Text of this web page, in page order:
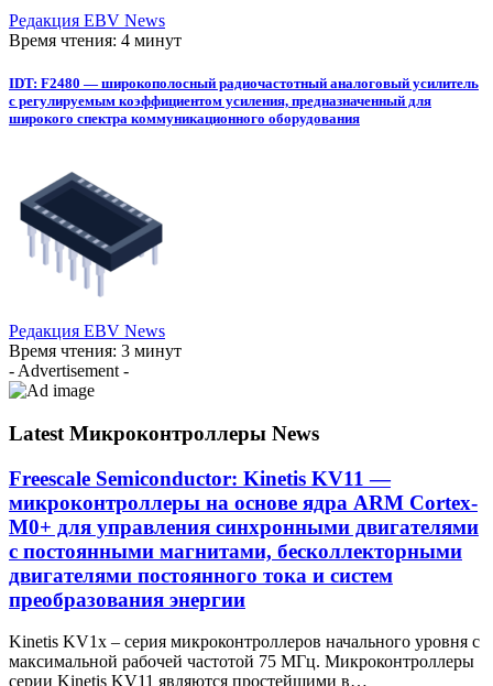
Редакция EBV News
Время чтения: 4 минут
IDT: F2480 — широкополосный радиочастотный аналоговый усилитель
с регулируемым коэффициентом усиления, предназначенный для
широкого спектра коммуникационного оборудования
Редакция EBV News
Время чтения: 3 минут
- Advertisement -
Latest Микроконтроллеры News
Freescale Semiconductor: Kinetis KV11 —
микроконтроллеры на основе ядра ARM Cortex-
M0+ для управления синхронными двигателями
с постоянными магнитами, бесколлекторными
двигателями постоянного тока и систем
преобразования энергии
Kinetis KV1x – серия микроконтроллеров начального уровня с
максимальной рабочей частотой 75 МГц. Микроконтроллеры
серии Kinetis KV11 являются простейшими в…